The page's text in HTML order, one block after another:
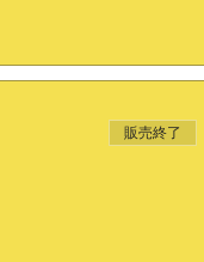
販売終了